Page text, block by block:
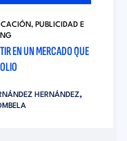
PUBLICIDAD E
EN UN MERCADO QUE
HERNÁNDEZ,